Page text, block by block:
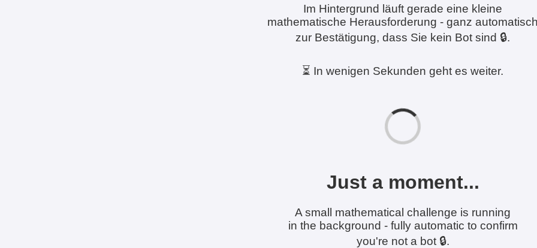
Im Hintergrund läuft gerade eine kleine
mathematische Herausforderung - ganz
zur Bestätigung, dass Sie kein Bot sind 🔒.
⏳ In wenigen Sekunden geht es weiter.
Just a moment...
A small mathematical challenge is running
in the background - fully automatic to confirm
you're not a bot 🔒.